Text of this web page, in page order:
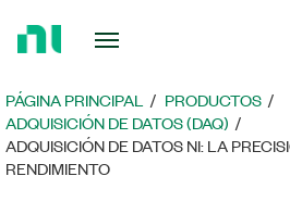
página
principal
PÁGINA PRINCIPAL
PRODUCTOS
ADQUISICIÓN DE DATOS (DAQ)
ADQUISICIÓN DE DATOS NI: LA
RENDIMIENTO